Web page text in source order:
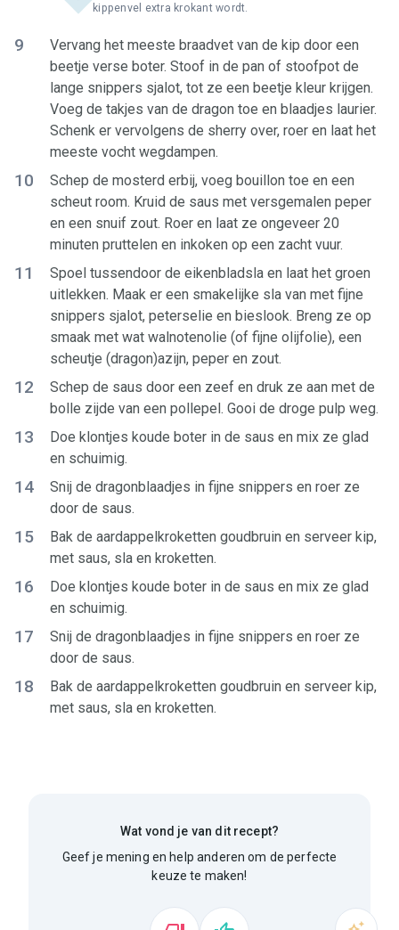
kippenvel extra krokant wordt.
9
Vervang het meeste braadvet van de kip door een
beetje verse boter. Stoof in de pan of stoofpot de
lange snippers sjalot, tot ze een beetje kleur krijgen.
Voeg de takjes van de dragon toe en blaadjes laurier.
Schenk er vervolgens de sherry over, roer en laat het
meeste vocht wegdampen.
10
Schep de mosterd erbij, voeg bouillon toe en een
scheut room. Kruid de saus met versgemalen peper
en een snuif zout. Roer en laat ze ongeveer 20
minuten pruttelen en inkoken op een zacht vuur.
11
Spoel tussendoor de eikenbladsla en laat het groen
uitlekken. Maak er een smakelijke sla van met fijne
snippers sjalot, peterselie en bieslook. Breng ze op
smaak met wat walnotenolie (of fijne olijfolie), een
scheutje (dragon)azijn, peper en zout.
12
Schep de saus door een zeef en druk ze aan met de
bolle zijde van een pollepel. Gooi de droge pulp weg.
13
Doe klontjes koude boter in de saus en mix ze glad
en schuimig.
14
Snij de dragonblaadjes in fijne snippers en roer ze
door de saus.
15
Bak de aardappelkroketten goudbruin en serveer kip,
met saus, sla en kroketten.
16
Doe klontjes koude boter in de saus en mix ze glad
en schuimig.
17
Snij de dragonblaadjes in fijne snippers en roer ze
door de saus.
18
Bak de aardappelkroketten goudbruin en serveer kip,
met saus, sla en kroketten.
Wat vond je van dit recept?
Geef je mening en help anderen om de perfecte
keuze te maken!